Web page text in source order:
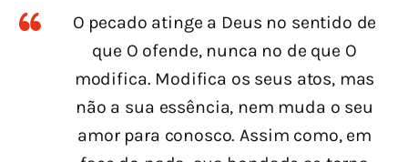
O pecado atinge a Deus no sentido de
que O ofende, nunca no de que O
modifica. Modifica os seus atos, mas
não a sua essência, nem muda o seu
amor para conosco. Assim como, em